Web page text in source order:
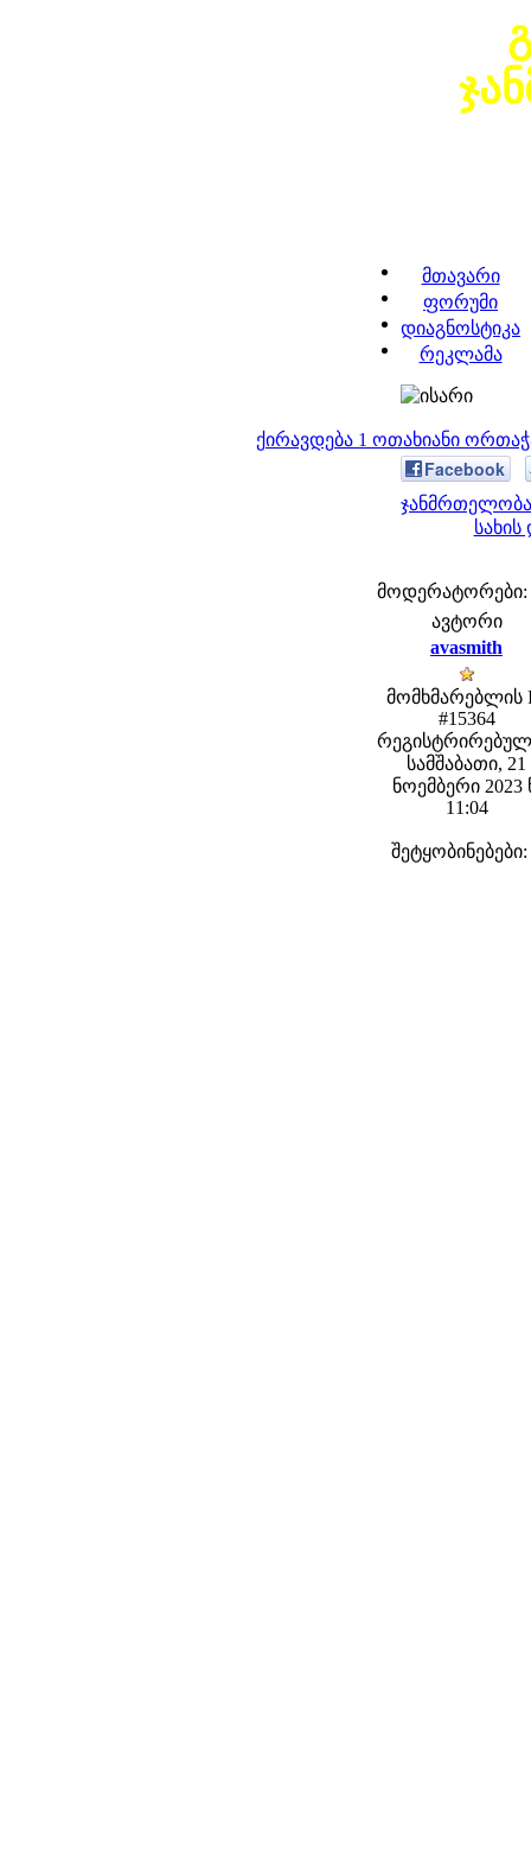
მთავარი
ფორუმი
დიაგნოსტიკა
რეკლამა
ქირავდება 1 ოთახიანი
Facebook
სახის
მოდერატორები:
ავტორი
avasmith
მომხმარებლის
#15364
სამშაბათი, 21
ნოემბერი 2023
11:04
შეტყობინებები: